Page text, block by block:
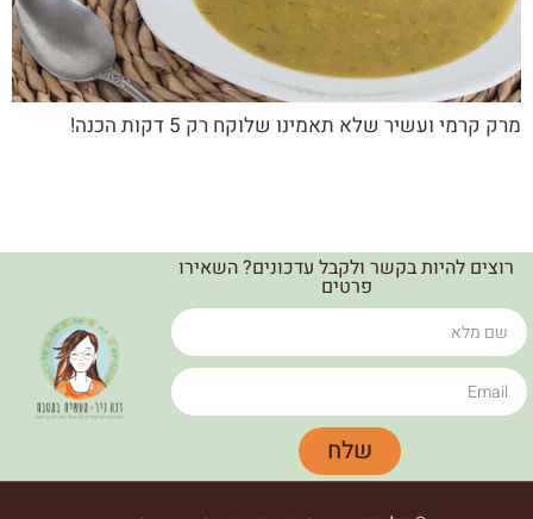
מרק קרמי ועשיר שלא תאמינו שלוקח רק 5 דקות הכנה!
רוצים להיות בקשר ולקבל עדכונים? השאירו
פרטים
שלח